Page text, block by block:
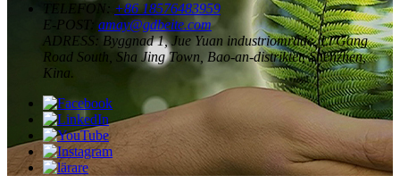
TELEFON: +86 18576483959
E-POST:
amay@gdbeite.com
ADRESS: Byggnad 1, Jue Yuan industriområde, Li Gang
Road South, Sha Jing Town, Bao-an-distriktet, Shenzhen,
Kina.